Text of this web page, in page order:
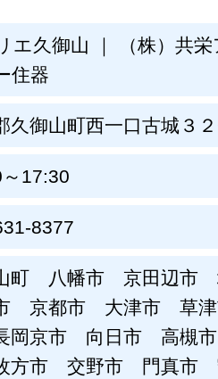
エ久御山 ｜ （株）共栄
住器
久御山町西一口古城３２
17:30
8377
町 八幡市 京田辺市
京都市 大津市 草
岡京市 向日市 高槻
方市 交野市 門真市